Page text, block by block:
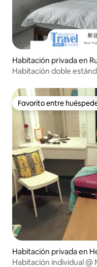
Habitación privada en
Habitación doble
línea | Espacio público
Favorito entre
Favorito entre
Habitación privada en
Habitación individual